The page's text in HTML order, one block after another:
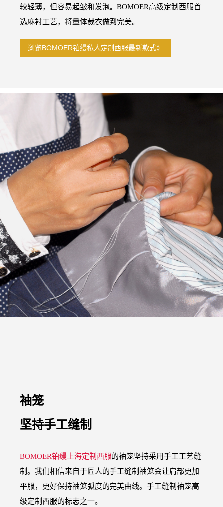
较轻薄，但容易起皱和发泡。BOMOER高级定制西服首
选麻衬工艺，将量体裁衣做到完美。
浏览BOMOER铂缦私人定制西服最新款式》
袖笼
坚持手工缝制
BOMOER铂缦上海定制西服的袖笼坚持采用手工工艺缝
制。我们相信来自于匠人的手工缝制袖笼会让肩部更加
平服，更好保持袖笼弧度的完美曲线。手工缝制袖笼高
级定制西服的标志之一。